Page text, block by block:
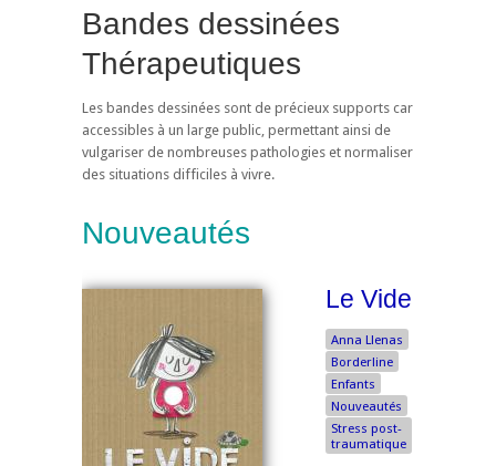
Bandes dessinées
Thérapeutiques
Les bandes dessinées sont de précieux supports car
accessibles à un large public, permettant ainsi de
vulgariser de nombreuses pathologies et normaliser
des situations difficiles à vivre.
Nouveautés
Le Vide
Anna Llenas
Borderline
Enfants
Nouveautés
Stress post-
traumatique